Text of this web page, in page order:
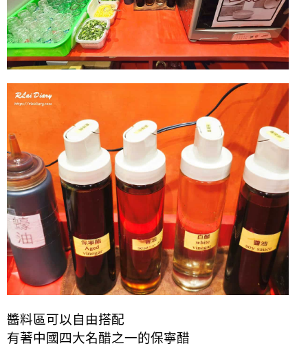
醬料區可以自由搭配
有著中國四大名醋之一的保寧醋